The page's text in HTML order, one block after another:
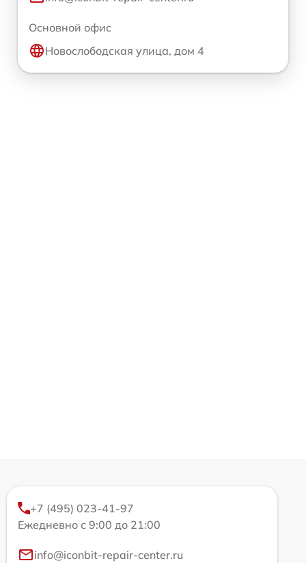
Основной офис
Новослободская улица, дом 4
+7 (495) 023-41-97
Ежедневно с 9:00 до 21:00
info@iconbit-repair-center.ru